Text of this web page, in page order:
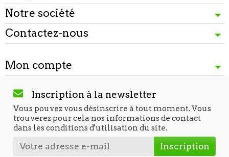
Notre société
Contactez-nous
Mon compte
Inscription à la newsletter
Vous pouvez vous désinscrire à tout moment. Vous
trouverez pour cela nos informations de contact
dans les conditions d'utilisation du site.